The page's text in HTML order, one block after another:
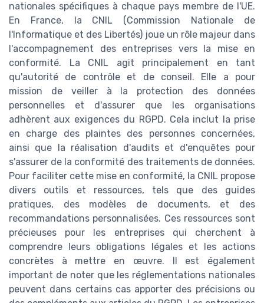
nationales spécifiques à chaque pays membre de l'UE.
En France, la CNIL (Commission Nationale de
l'Informatique et des Libertés) joue un rôle majeur dans
l'accompagnement des entreprises vers la mise en
conformité. La CNIL agit principalement en tant
qu'autorité de contrôle et de conseil. Elle a pour
mission de veiller à la protection des données
personnelles et d'assurer que les organisations
adhèrent aux exigences du RGPD. Cela inclut la prise
en charge des plaintes des personnes concernées,
ainsi que la réalisation d'audits et d'enquêtes pour
s'assurer de la conformité des traitements de données.
Pour faciliter cette mise en conformité, la CNIL propose
divers outils et ressources, tels que des guides
pratiques, des modèles de documents, et des
recommandations personnalisées. Ces ressources sont
précieuses pour les entreprises qui cherchent à
comprendre leurs obligations légales et les actions
concrètes à mettre en œuvre. Il est également
important de noter que les réglementations nationales
peuvent dans certains cas apporter des précisions ou